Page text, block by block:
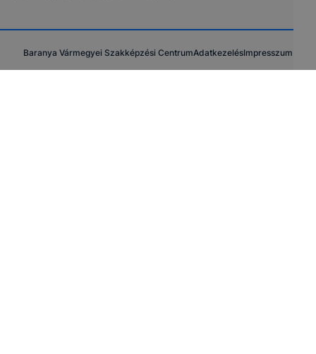
Baranya Vármegyei Szakképzési CentrumAdatkezelésImpresszum